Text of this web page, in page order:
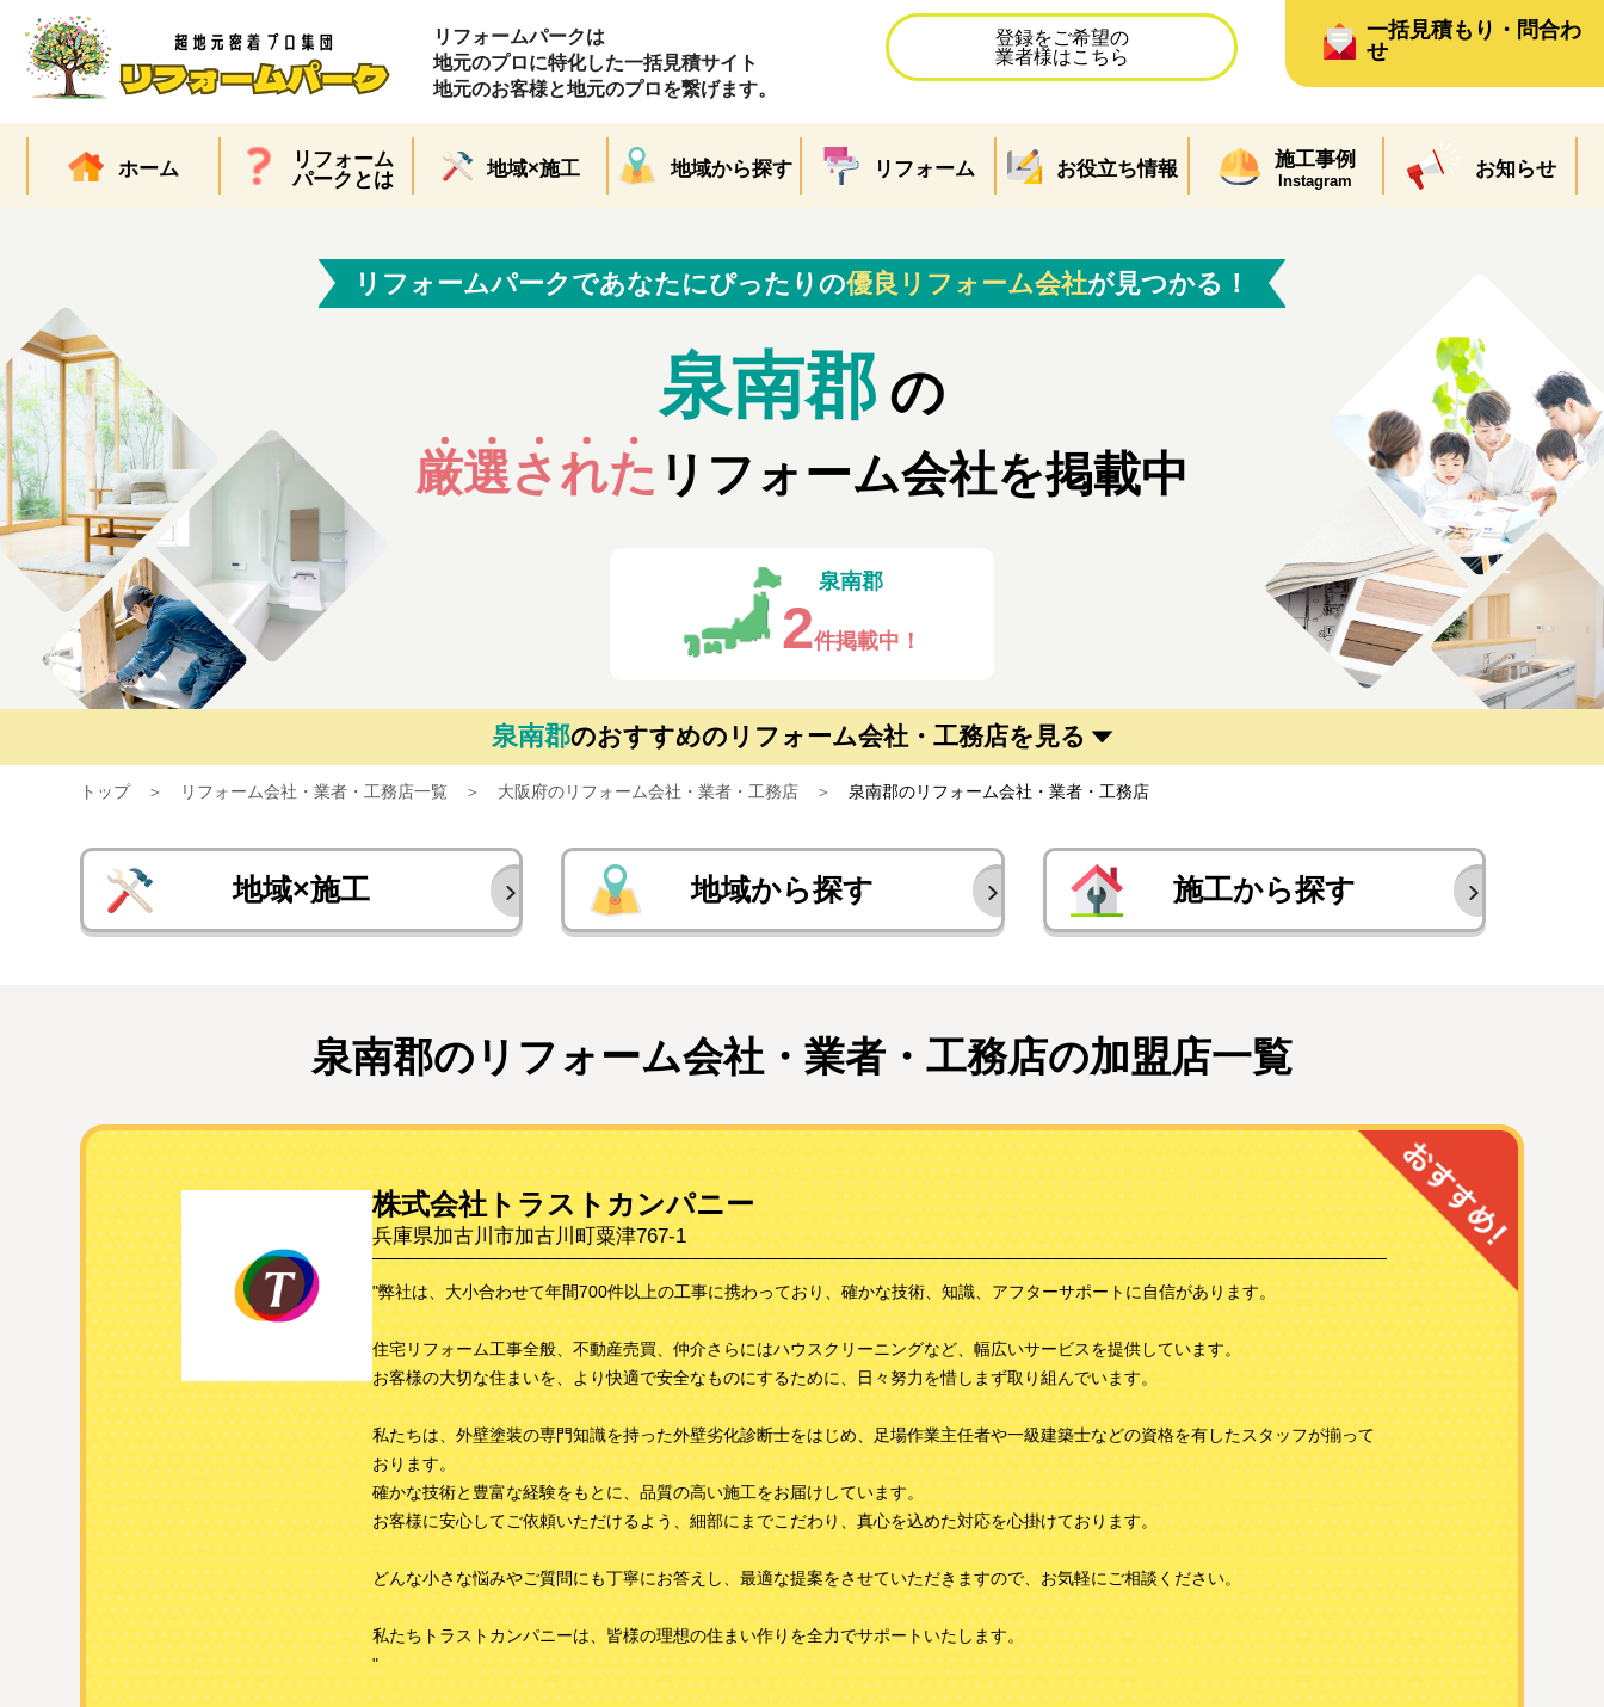
リフォームパークは
地元のプロに特化した一括見積サイト
地元のお客様と地元のプロを繋げます。
登録をご希望の
業者様はこちら
一括見積もり・問合わ
せ
ホーム
リフォーム
パークとは
地域×施工 地域から探す リフォーム お役立ち情報 施工事例
Instagram お知らせ
リフォームパークであなたにぴったりの優良リフォーム会社が見つかる！
泉南郡 の
厳選された リフォーム会社を掲載中
泉南郡
2件掲載中！
泉南郡のおすすめのリフォーム会社・工務店を見る
トップ リフォーム会社・業者・工務店一覧 大阪府のリフォーム会社・業者・工務店 泉南郡のリフォーム会社・業者・工務店
地域×施工 地域から探す 施工から探す
泉南郡のリフォーム会社・業者・ 工務店の加盟店一覧
株式会社トラストカンパニー
兵庫県加古川市加古川町粟津767-1
"弊社は、大小合わせて年間700件以上の工事に携わっており、確かな技術、知識、アフターサポートに自信があります。
住宅リフォーム工事全般、不動産売買、仲介さらにはハウスクリーニングなど、幅広いサービスを提供しています。
お客様の大切な住まいを、より快適で安全なものにするために、日々努力を惜しまず取り組んでいます。
私たちは、外壁塗装の専門知識を持った外壁劣化診断士をはじめ、足場作業主任者や一級建築士などの資格を有したスタッフが揃って
おります。
確かな技術と豊富な経験をもとに、品質の高い施工をお届けしています。
お客様に安心してご依頼いただけるよう、細部にまでこだわり、真心を込めた対応を心掛けております。
どんな小さな悩みやご質問にも丁寧にお答えし、最適な提案をさせていただきますので、お気軽にご相談ください。
私たちトラストカンパニーは、皆様の理想の住まい作りを全力でサポートいたします。
"